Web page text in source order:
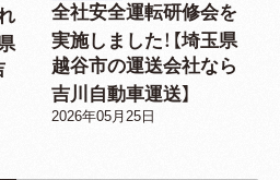
全社安全運転研修会を
実施しました！【埼玉県
越谷市の運送会社なら
吉川自動車運送】
2026年05月25日